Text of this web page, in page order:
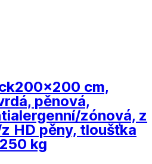
200x200 cm,
pěnová,
zónová, z
HD pěny, tloušťka
kg